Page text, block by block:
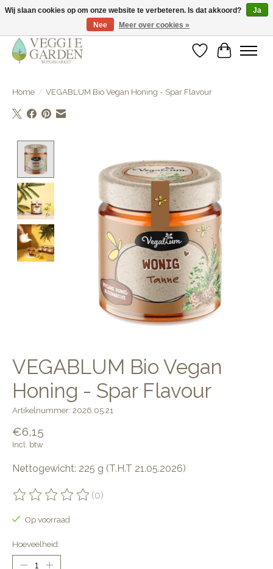
vegan & veggie products | free store pick-up
Verlanglijst
Home / VEGABLUM Bio Vegan Honing - Spar Flavour
VEGABLUM Bio Vegan
Honing - Spar Flavour
Artikelnummer: 2026.05.21
€6,15
Incl. btw
Nettogewicht: 225 g (T.H.T 21.05.2026)
De beoordeling van dit product is
(0)
Op voorraad
Hoeveelheid:
Wij slaan cookies op om onze website te verbeteren. Is dat akkoord?
Ja
Nee
Meer over cookies »